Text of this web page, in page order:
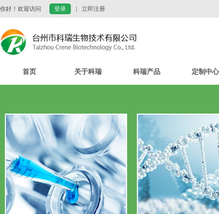
你好！欢迎访问 登录 立即注册
首页 关于科瑞 科瑞产品 定制中心